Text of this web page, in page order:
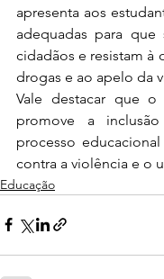
apresenta aos
adequadas para
cidadãos e resistam à
drogas e ao apelo da
Vale destacar que o
promove a
processo
contra a violência e o
Educação